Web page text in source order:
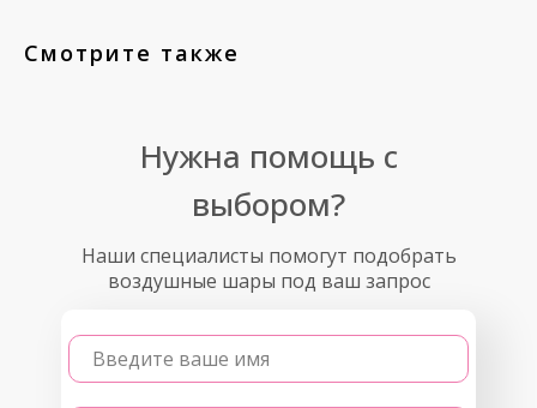
Смотрите также
Наши специалисты помогут подобрать
воздушные шары под ваш запрос
Введите ваше имя
Нужна помощь с
выбором?